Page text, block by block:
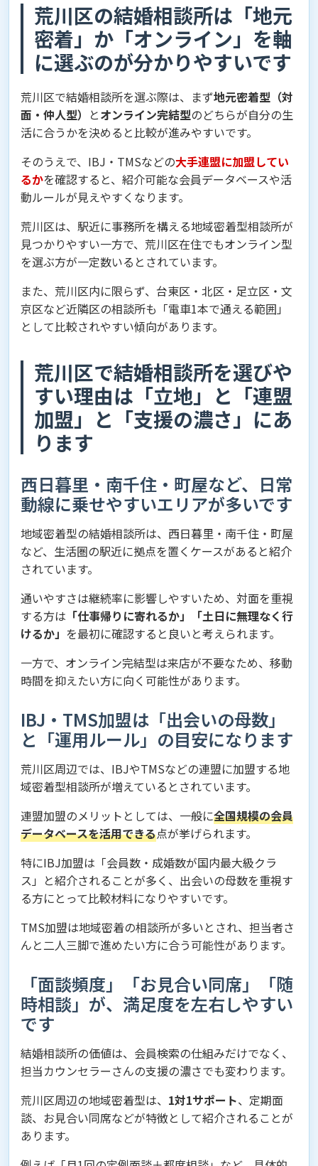
荒川区の結婚相談所は「地元
密着」か「オンライン」を軸
に選ぶのが分かりやすいです
荒川区で結婚相談所を選ぶ際は、まず地元密着型（対
面・仲人型） とオンライン完結型のどちらが自分の生
活に合うかを決めると比較が進みやすいです。
そのうえで、IBJ・TMSなどの大手連盟に加盟してい
るかを確認すると、紹介可能な会員データベースや活
動ルールが見えやすくなります。
荒川区は、駅近に事務所を構える地域密着型相談所が
見つかりやすい一方で、荒川区在住でもオンライン型
を選ぶ方が一定数いるとされています。
また、荒川区内に限らず、台東区・北区・足立区・文
京区など近隣区の相談所も「電車1本で通える範囲」
として比較されやすい傾向があります。
荒川区で結婚相談所を選びや
すい理由は「立地」と「連盟
加盟」と「支援の濃さ」にあ
ります
西日暮里・南千住・町屋など、日常
動線に乗せやすいエリアが多いです
地域密着型の結婚相談所は、西日暮里・南千住・町屋
など、生活圏の駅近に拠点を置くケースがあると紹介
されています。
通いやすさは継続率に影響しやすいため、対面を重視
する方は 「仕事帰りに寄れるか」「土日に無理なく行
けるか」 を最初に確認すると良いと考えられます。
一方で、オンライン完結型は来店が不要なため、移動
時間を抑えたい方に向く可能性があります。
IBJ・TMS加盟は「出会いの母数」
と「運用ルール」の目安になります
荒川区周辺では、IBJやTMSなどの連盟に加盟する地
域密着型相談所が増えているとされています。
連盟加盟のメリットとしては、一般に全国規模の会員
データベースを活用できる点が挙げられます。
特にIBJ加盟は「会員数・成婚数が国内最大級クラ
ス」と紹介されることが多く、出会いの母数を重視す
る方にとって比較材料になりやすいです。
TMS加盟は地域密着の相談所が多いとされ、担当者さ
んと二人三脚で進めたい方に合う可能性があります。
「面談頻度」「お見合い同席」「随
時相談」が、満足度を左右しやすい
です
結婚相談所の価値は、会員検索の仕組みだけでなく、
担当カウンセラーさんの支援の濃さでも変わります。
荒川区周辺の地域密着型は、 1対1サポート、定期面
談、お見合い同席などが特徴として紹介されることが
あります。